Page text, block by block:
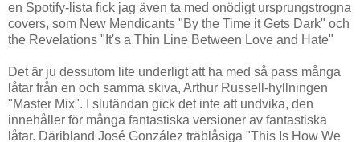
en Spotify-lista fick jag även ta med onödigt ursprungstrogna
covers, som New Mendicants "By the Time it Gets Dark" och
the Revelations "It's a Thin Line Between Love and Hate"
Det är ju dessutom lite underligt att ha med så pass många
låtar från en och samma skiva, Arthur Russell-hyllningen
"Master Mix". I slutändan gick det inte att undvika, den
innehåller för många fantastiska versioner av fantastiska
låtar. Däribland José González träblåsiga "This Is How We